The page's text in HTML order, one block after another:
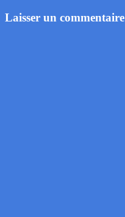
Laisser un commentaire